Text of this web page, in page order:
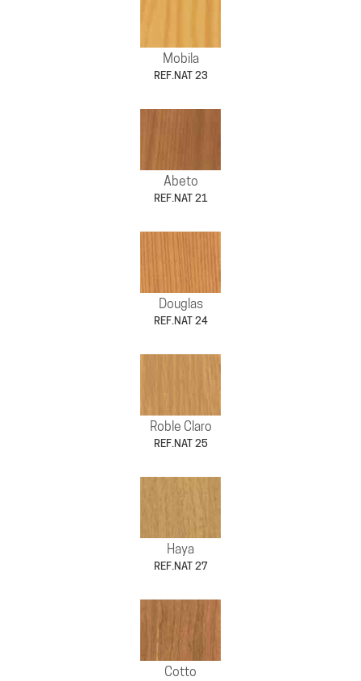
Mobila
REF.NAT 23
Abeto
REF.NAT 21
Douglas
REF.NAT 24
Roble Claro
REF.NAT 25
Haya
REF.NAT 27
Cotto